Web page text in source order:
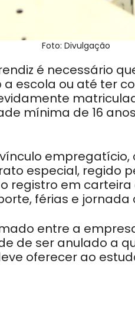
Foto: Divulgação
é necessário
escola ou até ter
mínima de 16
especial, regido
registro em carteira
férias e
entre a
de ser anulado a
oferecer ao